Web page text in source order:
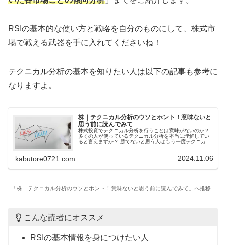
RSIの基本的な使い方と戦略を自分のものにして、株式市
場で戦える武器を手に入れてくださいね！
テクニカル分析の基本を知りたい人は以下の記事も参考に
なりますよ。
株｜テクニカル分析のウソとホント！意味ないと
思う前に読んでみて
株式投資でテクニカル分析を行うことは意味がないのか？
多くの人が使っているテクニカル分析を本当に理解してい
ると言えますか？ 勝てないと思う人はもう一度テクニカル
kabutore0721.com 2024.11.06
「株｜テクニカル分析のウソとホント！意味ないと思う前に読んでみて」へ推移
こんな読者にオススメ
RSIの基本情報を身につけたい人